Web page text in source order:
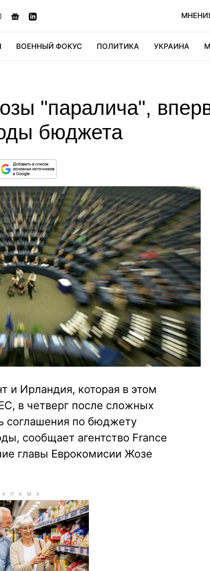
ВОЕННЫЙ ФОКУС ПОЛИТИКА УКРАИНА
"паралича",
бюджета
и Ирландия, которая в этом
в четверг после сложных
соглашения по бюджету
сообщает агентство France
главы Еврокомисии Жозе